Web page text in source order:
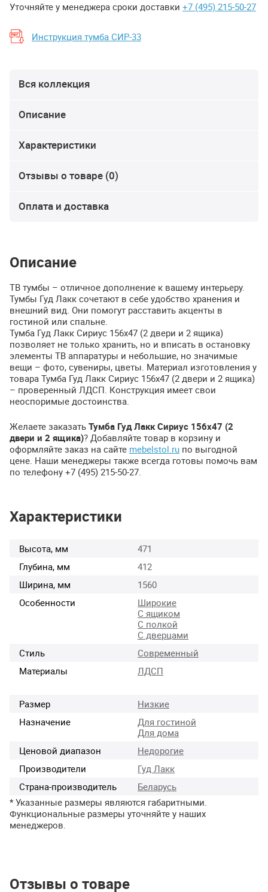
Уточняйте у менеджера сроки доставки +7 (495) 215-50-27
Инструкция тумба СИР-33
Вся коллекция
Описание
Характеристики
Отзывы о товаре (0)
Оплата и доставка
Описание
ТВ тумбы – отличное дополнение к вашему интерьеру.
Тумбы Гуд Лакк сочетают в себе удобство хранения и
внешний вид. Они помогут расставить акценты в
гостиной или спальне.
Тумба Гуд Лакк Сириус 156х47 (2 двери и 2 ящика)
позволяет не только хранить, но и вписать в остановку
элементы ТВ аппаратуры и небольшие, но значимые
вещи – фото, сувениры, цветы. Материал изготовления у
товара Тумба Гуд Лакк Сириус 156х47 (2 двери и 2 ящика)
– проверенный ЛДСП. Конструкция имеет свои
неоспоримые достоинства.
Желаете заказать Тумба Гуд Лакк Сириус 156х47 (2
двери и 2 ящика)? Добавляйте товар в корзину и
оформляйте заказ на сайте mebelstol.ru по выгодной
цене. Наши менеджеры также всегда готовы помочь вам
по телефону +7 (495) 215-50-27.
Характеристики
Высота, мм
471
Глубина, мм
412
Ширина, мм
1560
Особенности
Широкие
С ящиком
С полкой
С дверцами
Стиль
Современный
Материалы
ЛДСП
Размер
Низкие
Назначение
Для гостиной
Для дома
Ценовой диапазон
Недорогие
Производители
Гуд Лакк
Страна-производитель
Беларусь
* Указанные размеры являются габаритными.
Функциональные размеры уточняйте у наших
менеджеров.
Отзывы о товаре